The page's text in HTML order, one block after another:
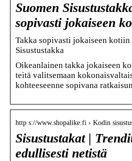
Suomen
sopivasti jokaiseen
Takka sopivasti jokaiseen kotiin
Sisustustakka
Oikeanlainen takka jokaiseen
teitä valitsemaan
kohteeseenne sopivana
http s://www.shopalike.fi › Kodin
Sisustustakat |
edullisesti netistä